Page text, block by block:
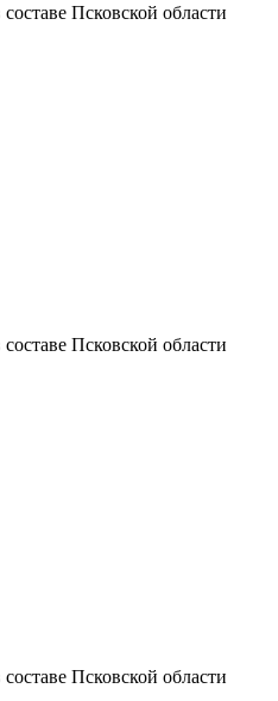
Псковской области
Псковской области
Псковской области